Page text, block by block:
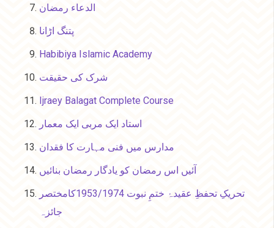
الدعاء رمضان
پتنگ اڑانا
Habibiya Islamic Academy
شرک کی حقیقت
Ijraey Balagat Complete Course
استاد ایک مربی ایک معمار
مدارس میں فنی مہارت کا فقدان
آئیں اس رمضان کو یادگار رمضان بنائیں
تحریکِ تحفظِ عقیدۂ ختمِ نبوت 1953/1974کامختصر
جائزہ